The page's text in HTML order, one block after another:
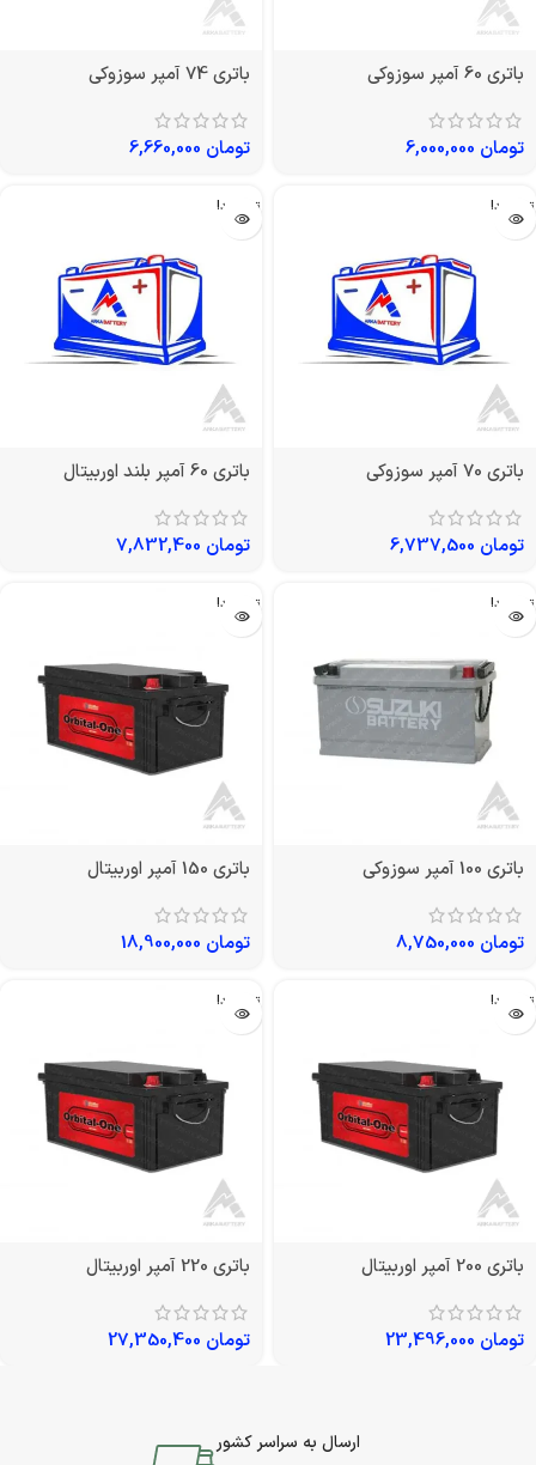
باتری 60 آمپر سوزوکی
تومان
باتری 74 آمپر سوزوکی
تومان
تمام شد!
باتری 70 آمپر سوزوکی
تومان
تمام شد!
باتری 60 آمپر بلند اوربیتال
تومان
تمام شد!
باتری 100 آمپر سوزوکی
تومان
تمام شد!
باتری 150 آمپر اوربیتال
تومان
تمام شد!
باتری 200 آمپر اوربیتال
تومان
تمام شد!
باتری 220 آمپر اوربیتال
تومان
ارسال به سراسر کشور